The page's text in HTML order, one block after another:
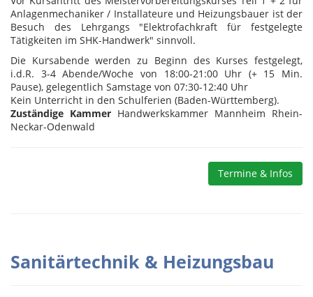
Anlagenmechaniker / Installateure und Heizungsbauer ist der
Besuch des Lehrgangs "Elektrofachkraft für festgelegte
Tätigkeiten im SHK-Handwerk" sinnvoll.
Die Kursabende werden zu Beginn des Kurses festgelegt,
i.d.R. 3-4 Abende/Woche von 18:00-21:00 Uhr (+ 15 Min.
Pause), gelegentlich Samstage von 07:30-12:40 Uhr
Kein Unterricht in den Schulferien (Baden-Württemberg).
Zuständige Kammer Handwerkskammer Mannheim Rhein-
Neckar-Odenwald
Termine & Infos
Sanitärtechnik & Heizungsbau